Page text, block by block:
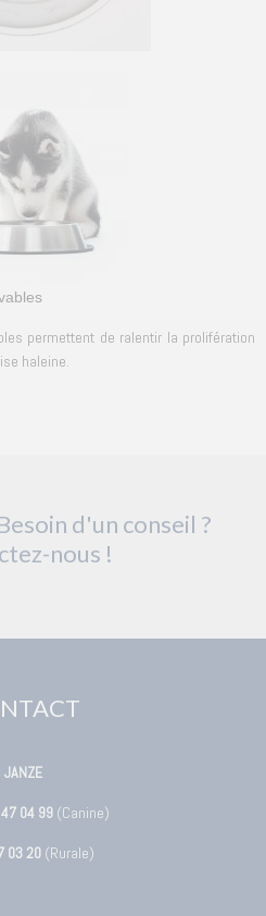
permettent de ralentir la prolifération
haleine.
d'un conseil ?
nous !
JANZE
04 99 (Canine)
03 20(Rurale)